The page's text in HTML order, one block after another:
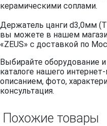
керамическими соплами.
Держатель цанги d3,0мм
вы можете в нашем
«ZEUS» с доставкой по
Выбирайте оборудование
каталоге нашего
описанием, фото,
консультация.
Похожие товары